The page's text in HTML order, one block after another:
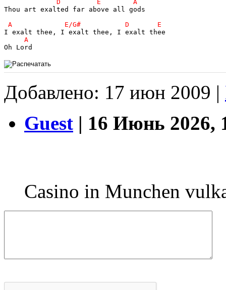
Thou art exalted far above all gods
Добавлено: 17 июн 2009 |
Guest | 16 Июнь 2026,
Casino in Munchen